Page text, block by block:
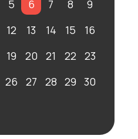
5 6 7 8
9
12 13 14 15
16
19 20 21 22
23
26 27 28 29 30